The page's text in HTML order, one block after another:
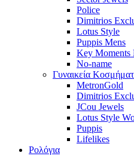
Police
Dimitrios
Lotus Style
Puppis Mens
Key Moments
No-name
Γυναικεία
MetronGold
Dimitrios
JCou Jewels
Lotus Style
Puppis
Lifelikes
Ρολόγια